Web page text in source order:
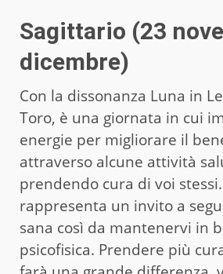
Sagittario (23
dicembre)
Con la dissonanza Luna in
Toro, è una giornata in cui
energie per migliorare il
attraverso alcune attività
prendendo cura di voi
rappresenta un invito a
sana così da mantenervi in
psicofisica. Prendere più